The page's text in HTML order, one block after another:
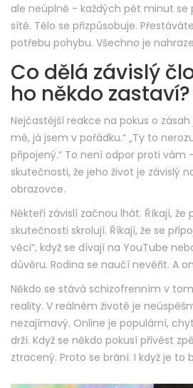
ale neúplně - každých pět minut
sítě. Tělo se přizpůsobuje.
potřebu pohybu. Všechno je
Co dělá závislý
ho někdo zastaví?
Nejčastější reakce na pokus o
mě, já jsem v pořádku.“ „Ty to
připojený.“ To není odpor proti vám
skutečnosti, že jeho život je závislý
obrazovce.
Někteří závislí začnou lhát. Říkají, že
skutečnosti skrolují. Říkají, že se
věci“, když se dívají na YouTube
důvěru. Rodina se naučí nevěřit. A
Někdo se stává schizofrenním v
reality. V reálném životě je
nezajímavý. Online je populární,
drží. Když se někdo pokusí přivést
ztracený. Proto se brání. I když je to